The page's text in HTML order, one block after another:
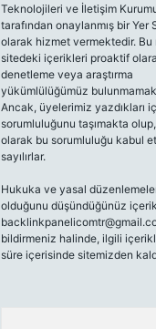
Teknolojileri ve İletişim
tarafından onaylanmış bir Yer
olarak hizmet vermektedir. Bu
sitedeki içerikleri proaktif
denetleme veya araştırma
yükümlülüğümüz
Ancak, üyelerimiz yazdıkları
sorumluluğunu taşımakta
olarak bu sorumluluğu kabul
sayılırlar.
Hukuka ve yasal
olduğunu düşündüğünüz
bildirmeniz halinde, ilgili
süre içerisinde sitemizden